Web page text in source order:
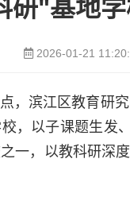
研"基地
2026-01-21
，滨江区教育研
，以子课题生发
一，以教科研深